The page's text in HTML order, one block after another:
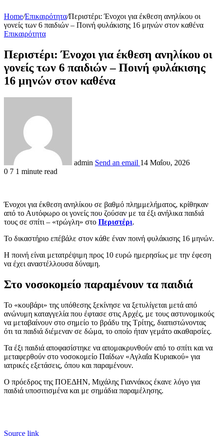
Home/Επικαιρότητα/Περιστέρι: Ένοχοι για έκθεση ανηλίκου οι
γονείς των 6 παιδιών – Ποινή φυλάκισης 16 μηνών στον καθένα
Επικαιρότητα
Περιστέρι: Ένοχοι για έκθεση ανηλίκου οι
γονείς των 6 παιδιών – Ποινή φυλάκισης
16 μηνών στον καθένα
admin Send an email 14 Μαΐου, 2026
0 7 1 minute read
Ένοχοι για έκθεση ανηλίκου σε βαθμό πλημμελήματος, κρίθηκαν
από το Αυτόφωρο οι γονείς που ζούσαν με τα έξι ανήλικα παιδιά
τους σε σπίτι – «τρώγλη» στο Περιστέρι.
Το δικαστήριο επέβάλε στον κάθε έναν ποινή φυλάκισης 16 μηνών.
Η ποινή είναι μετατρέψιμη προς 10 ευρώ ημερησίως με την έφεση
να έχει αναστέλλουσα δύναμη.
Στο νοσοκομείο παραμένουν τα παιδιά
Το «κουβάρι» της υπόθεσης ξεκίνησε να ξετυλίγεται μετά από
ανώνυμη καταγγελία που έφτασε στις Αρχές, με τους αστυνομικούς
να μεταβαίνουν στο σημείο το βράδυ της Τρίτης, διαπιστώνοντας
ότι τα παιδιά διέμεναν σε δώμα, το οποίο ήταν γεμάτο ακαθαρσίες.
Τα έξι παιδιά αποφασίστηκε να απομακρυνθούν από το σπίτι και να
μεταφερθούν στο νοσοκομείο Παίδων «Αγλαΐα Κυριακού» για
ιατρικές εξετάσεις, όπου και παραμένουν.
Ο πρόεδρος της ΠΟΕΔΗΝ, Μιχάλης Γιαννάκος έκανε λόγο για
παιδιά υποσιτισμένα και με σημάδια παραμέλησης.
Source link